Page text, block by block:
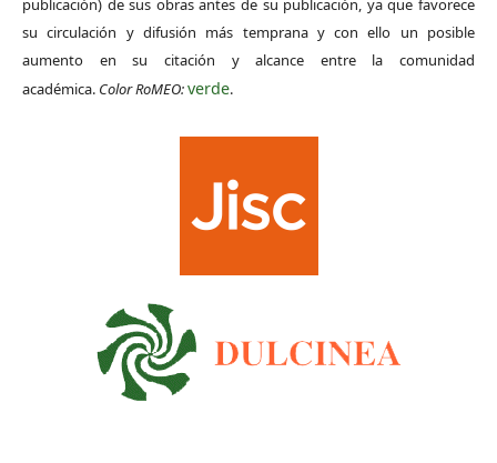
publicación) de sus obras antes de su publicación, ya que favorece
su circulación y difusión más temprana y con ello un posible
aumento en su citación y alcance entre la comunidad
académica. Color RoMEO:verde.